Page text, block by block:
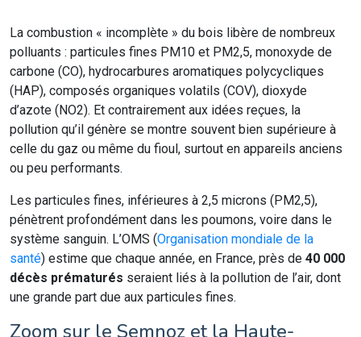
La combustion « incomplète » du bois libère de nombreux
polluants : particules fines PM10 et PM2,5, monoxyde de
carbone (CO), hydrocarbures aromatiques polycycliques
(HAP), composés organiques volatils (COV), dioxyde
d’azote (NO2). Et contrairement aux idées reçues, la
pollution qu’il génère se montre souvent bien supérieure à
celle du gaz ou même du fioul, surtout en appareils anciens
ou peu performants.
Les particules fines, inférieures à 2,5 microns (PM2,5),
pénètrent profondément dans les poumons, voire dans le
système sanguin. L’OMS (Organisation mondiale de la
santé) estime que chaque année, en France, près de 40 000
décès prématurés seraient liés à la pollution de l’air, dont
une grande part due aux particules fines.
Zoom sur le Semnoz et la Haute-